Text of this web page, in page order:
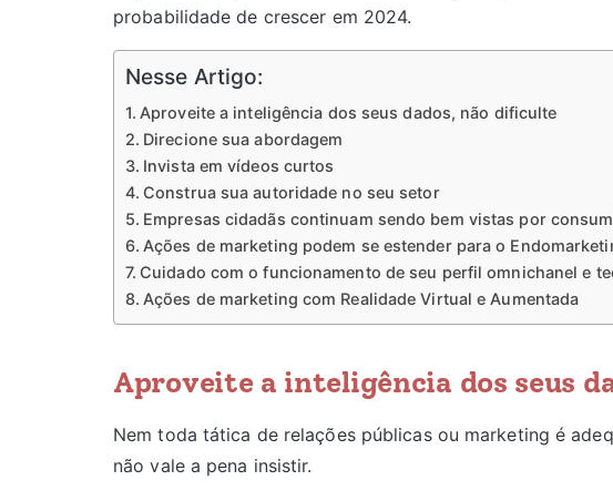
probabilidade de crescer em 2024.
Nesse Artigo:
Aproveite a inteligência dos seus dados, não dificulte
Direcione sua abordagem
Invista em vídeos curtos
Construa sua autoridade no seu setor
Empresas cidadãs continuam sendo bem vistas por
Ações de marketing podem se estender para o
Cuidado com o funcionamento de seu perfil omnichanel e
Ações de marketing com Realidade Virtual e Aumentada
Aproveite a inteligência dos seus
Nem toda tática de relações públicas ou marketing é
não vale a pena insistir.